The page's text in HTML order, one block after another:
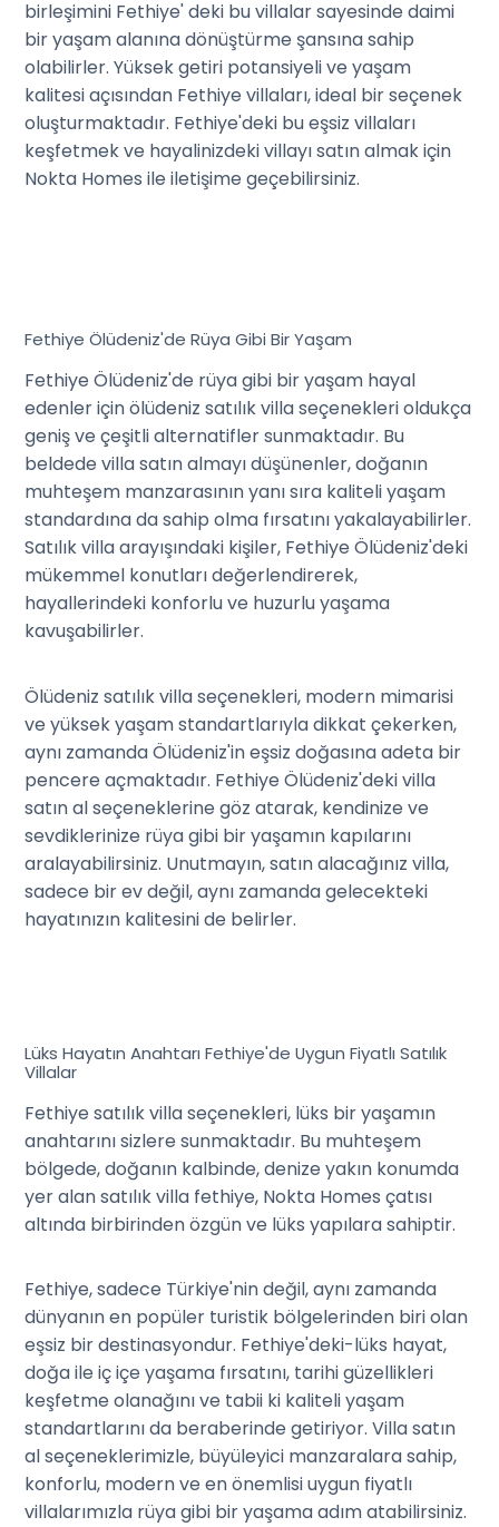
birleşimini Fethiye' deki bu villalar sayesinde daimi
bir yaşam alanına dönüştürme şansına sahip
olabilirler. Yüksek getiri potansiyeli ve yaşam
kalitesi açısından Fethiye villaları, ideal bir seçenek
oluşturmaktadır. Fethiye'deki bu eşsiz villaları
keşfetmek ve hayalinizdeki villayı satın almak için
Nokta Homes ile iletişime geçebilirsiniz.
Fethiye Ölüdeniz'de Rüya Gibi Bir Yaşam
Fethiye Ölüdeniz'de rüya gibi bir yaşam hayal
edenler için ölüdeniz satılık villa seçenekleri oldukça
geniş ve çeşitli alternatifler sunmaktadır. Bu
beldede villa satın almayı düşünenler, doğanın
muhteşem manzarasının yanı sıra kaliteli yaşam
standardına da sahip olma fırsatını yakalayabilirler.
Satılık villa arayışındaki kişiler, Fethiye Ölüdeniz'deki
mükemmel konutları değerlendirerek,
hayallerindeki konforlu ve huzurlu yaşama
kavuşabilirler.
Ölüdeniz satılık villa seçenekleri, modern mimarisi
ve yüksek yaşam standartlarıyla dikkat çekerken,
aynı zamanda Ölüdeniz'in eşsiz doğasına adeta bir
pencere açmaktadır. Fethiye Ölüdeniz'deki villa
satın al seçeneklerine göz atarak, kendinize ve
sevdiklerinize rüya gibi bir yaşamın kapılarını
aralayabilirsiniz. Unutmayın, satın alacağınız villa,
sadece bir ev değil, aynı zamanda gelecekteki
hayatınızın kalitesini de belirler.
Lüks Hayatın Anahtarı Fethiye'de Uygun Fiyatlı Satılık
Villalar
Fethiye satılık villa seçenekleri, lüks bir yaşamın
anahtarını sizlere sunmaktadır. Bu muhteşem
bölgede, doğanın kalbinde, denize yakın konumda
yer alan satılık villa fethiye, Nokta Homes çatısı
altında birbirinden özgün ve lüks yapılara sahiptir.
Fethiye, sadece Türkiye'nin değil, aynı zamanda
dünyanın en popüler turistik bölgelerinden biri olan
eşsiz bir destinasyondur. Fethiye'deki-lüks hayat,
doğa ile iç içe yaşama fırsatını, tarihi güzellikleri
keşfetme olanağını ve tabii ki kaliteli yaşam
standartlarını da beraberinde getiriyor. Villa satın
al seçeneklerimizle, büyüleyici manzaralara sahip,
konforlu, modern ve en önemlisi uygun fiyatlı
villalarımızla rüya gibi bir yaşama adım atabilirsiniz.